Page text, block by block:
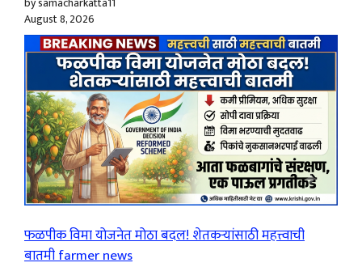
August 8, 2026
फळपीक विमा योजनेत मोठा बदल! शेतकऱ्यांसाठी महत्त्वाची
बातमी farmer news